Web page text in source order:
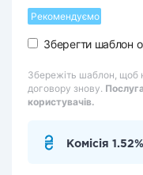
Рекомендуємо
Зберегти шаблон
Збережіть шаблон, щоб
договору знову.
користувачів.
Комісія